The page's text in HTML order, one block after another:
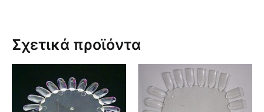
Σχετικά προϊόντα
το
προϊόν
Αυτό
το
προϊόν